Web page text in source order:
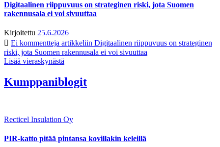
Digitaalinen riippuvuus on strateginen riski, jota Suomen
rakennusala ei voi sivuuttaa
Kirjoitettu 25.6.2026
Ei kommentteja artikkeliin Digitaalinen riippuvuus on strateginen
riski, jota Suomen rakennusala ei voi sivuuttaa
Lisää vieraskynästä
Kumppaniblogit
Recticel Insulation Oy
PIR-katto pitää pintansa kovillakin keleillä